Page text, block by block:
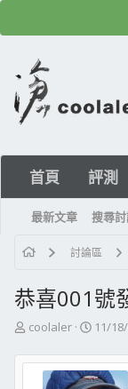
首頁 評測
最新文章 搜尋
討論區
恭喜001號
主
發
coolaler
開
日
期
11/